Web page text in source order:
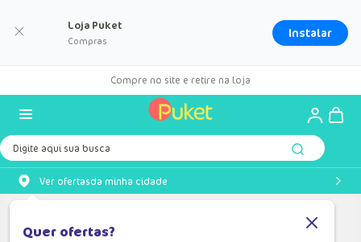
Loja Puket
Compras
Instalar
Compre no site e retire na loja
Digite aqui sua busca
Ver ofertasda minha cidade
Quer ofertas?